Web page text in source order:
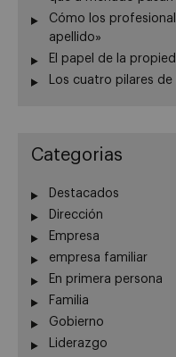
Cómo los
apellido»
El papel de la
Los cuatro pilares
Categorias
Destacados
Dirección
Empresa
empresa familiar
En primera persona
Familia
Gobierno
Liderazgo